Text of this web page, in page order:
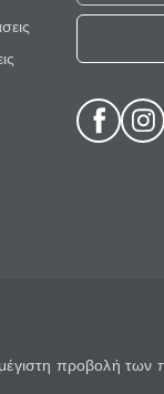
προβολή των